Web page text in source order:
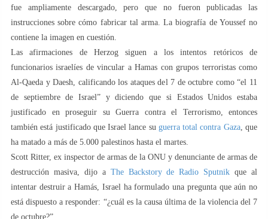
fue ampliamente descargado, pero que no fueron publicadas las
instrucciones sobre cómo fabricar tal arma. La biografía de Youssef no
contiene la imagen en cuestión.
Las afirmaciones de Herzog siguen a los intentos retóricos de
funcionarios israelíes de vincular a Hamas con grupos terroristas como
Al-Qaeda y Daesh, calificando los ataques del 7 de octubre como “el 11
de septiembre de Israel” y diciendo que si Estados Unidos estaba
justificado en proseguir su Guerra contra el Terrorismo, entonces
también está justificado que Israel lance su guerra total contra Gaza, que
ha matado a más de 5.000 palestinos hasta el martes.
Scott Ritter, ex inspector de armas de la ONU y denunciante de armas de
destrucción masiva, dijo a The Backstory de Radio Sputnik que al
intentar destruir a Hamás, Israel ha formulado una pregunta que aún no
está dispuesto a responder: “¿cuál es la causa última de la violencia del 7
de octubre?”